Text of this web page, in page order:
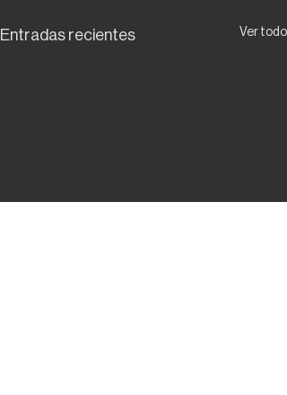
Entradas recientes Ver todo